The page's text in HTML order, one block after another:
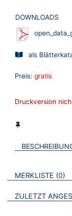
DOWNLOADS
als
Preis: gratis
Druckversion
VERWEISE AUF
MERKLISTE 0
ZULETZT